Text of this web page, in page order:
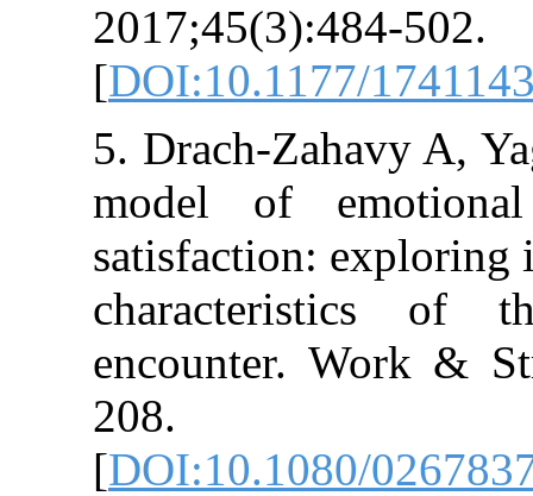
[DOI:10.1177/
5. Drach-
model of
satisfaction:
encounter.
[DOI:10.1080/